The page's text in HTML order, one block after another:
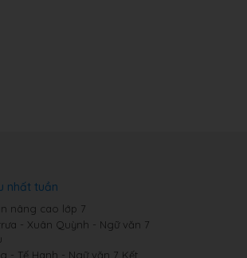
nhất tuần
nâng cao lớp 7
- Xuân Quỳnh - Ngữ văn 7
- Tế Hanh - Ngữ văn 7 Kết